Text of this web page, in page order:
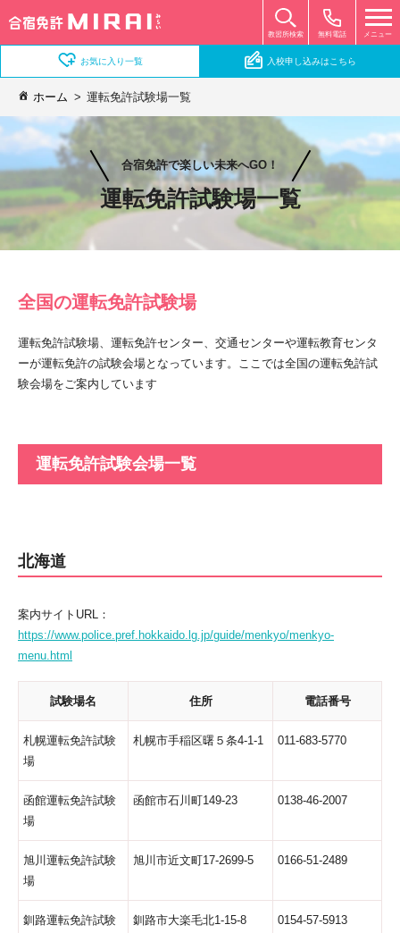
無料電話
教習所検索 メニュー
お気に入り一覧 入校申し込みはこちら
ホーム 運転免許試験場一覧
合宿免許で楽しい未来へGO！
運転免許試験場一覧
全国の運転免許試験場
運転免許試験場、運転免許センター、交通センターや運転教育センタ
ーが運転免許の試験会場となっています。ここでは全国の運転免許試
験会場をご案内しています
運転免許試験会場一覧
北海道
案内サイトURL：
https://www.police.pref.hokkaido.lg.jp/guide/menkyo/menkyo-
menu.html
試験場名 住所 電話番号
札幌運転免許試験
場
札幌市手稲区曙５条4-1-1 011-683-5770
函館運転免許試験
場
函館市石川町149-23 0138-46-2007
旭川運転免許試験
場
旭川市近文町17-2699-5 0166-51-2489
釧路運転免許試験
釧路市大楽毛北1-15-8 0154-57-5913